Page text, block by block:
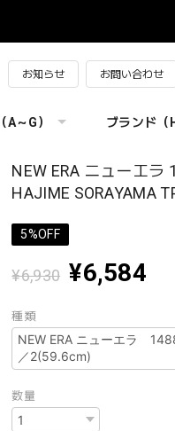
お知らせ お問い合わせ
A～G） ブランド（
NEW ERA ニューエラ
HAJIME SORAYAMA
5%OFF
¥6,930 ¥6,584
種類
数量